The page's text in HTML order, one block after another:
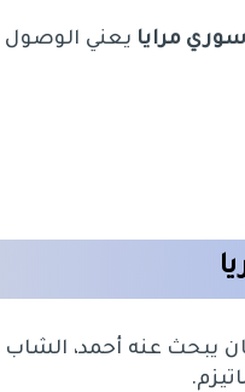
مرايا يعني الوصول
يبحث عنه أحمد،